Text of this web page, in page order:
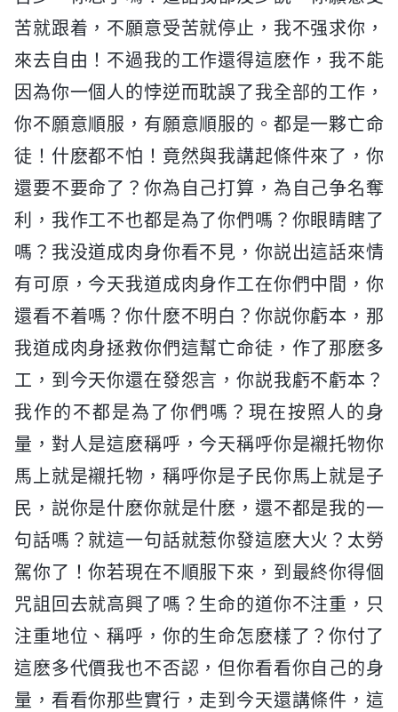
苦就跟着，不願意受苦就停止，我不强求你，
來去自由！不過我的工作還得這麽作，我不能
因為你一個人的悖逆而耽誤了我全部的工作，
你不願意順服，有願意順服的。都是一夥亡命
徒！什麽都不怕！竟然與我講起條件來了，你
還要不要命了？你為自己打算，為自己争名奪
利，我作工不也都是為了你們嗎？你眼睛瞎了
嗎？我没道成肉身你看不見，你説出這話來情
有可原，今天我道成肉身作工在你們中間，你
還看不着嗎？你什麽不明白？你説你虧本，那
我道成肉身拯救你們這幫亡命徒，作了那麽多
工，到今天你還在發怨言，你説我虧不虧本？
我作的不都是為了你們嗎？現在按照人的身
量，對人是這麽稱呼，今天稱呼你是襯托物你
馬上就是襯托物，稱呼你是子民你馬上就是子
民，説你是什麽你就是什麽，還不都是我的一
句話嗎？就這一句話就惹你發這麽大火？太勞
駕你了！你若現在不順服下來，到最終你得個
咒詛回去就高興了嗎？生命的道你不注重，只
注重地位、稱呼，你的生命怎麽樣了？你付了
這麽多代價我也不否認，但你看看你自己的身
量，看看你那些實行，走到今天還講條件，這